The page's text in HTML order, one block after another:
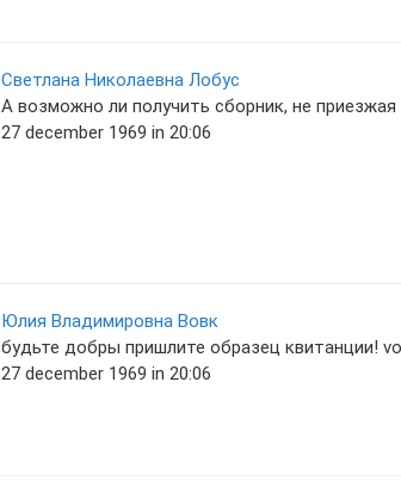
Светлана Николаевна Лобус
А возможно ли получить сборник, не
27 december 1969 in 20:06
Юлия Владимировна Вовк
будьте добры пришлите образец квитанции!
27 december 1969 in 20:06